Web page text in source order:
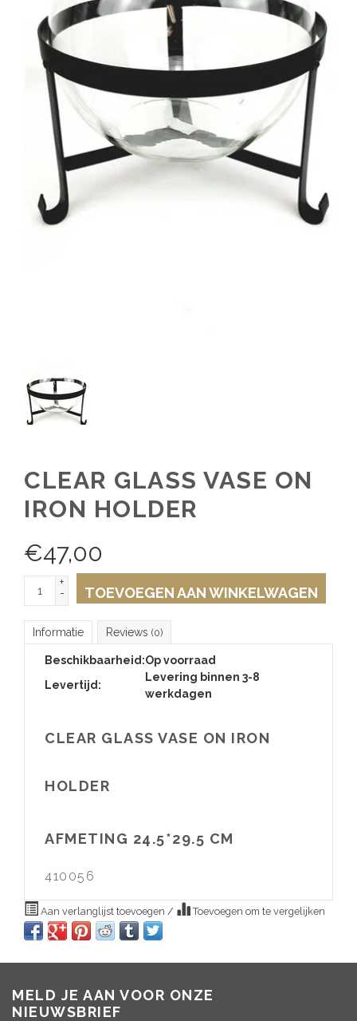
CLEAR GLASS VASE ON
IRON HOLDER
€47,00
+
-
TOEVOEGEN AAN WINKELWAGEN
Informatie Reviews (0)
Beschikbaarheid:Op voorraad
Levertijd:
Levering binnen 3-8
werkdagen
CLEAR GLASS VASE ON IRON
HOLDER
AFMETING 24.5*29.5 CM
410056
Aan verlanglijst toevoegen / Toevoegen om te vergelijken
MELD JE AAN VOOR ONZE
NIEUWSBRIEF